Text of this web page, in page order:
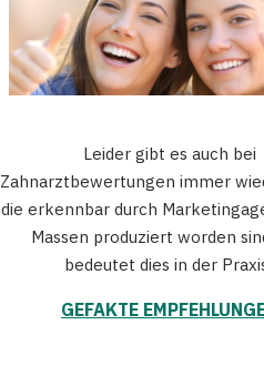
Leider gibt es auch bei
Zahnarztbewertungen immer
die erkennbar durch
Massen produziert worden
bedeutet dies in der
GEFAKTE